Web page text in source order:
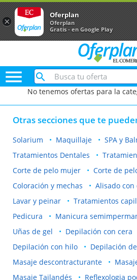

No tenemos ofertas para la
Otras secciones que te
Solarium Maquillaje
SPA y
Tratamientos Dentales
Corte de pelo mujer
Corte de
Coloración y mechas
Alisado
Lavar y peinar
Tratamientos
Pedicura
Manicura
Uñas de gel
Depilación con cera
Depilación con hilo
Depilación
Masaje descontracturante
Masaje Tailandés
Reflexologia
×
Oferplan
Oferplan
Gratis - en Google Play